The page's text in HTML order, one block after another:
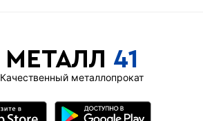
МЕТАЛЛ 41
Качественный металлопрокат